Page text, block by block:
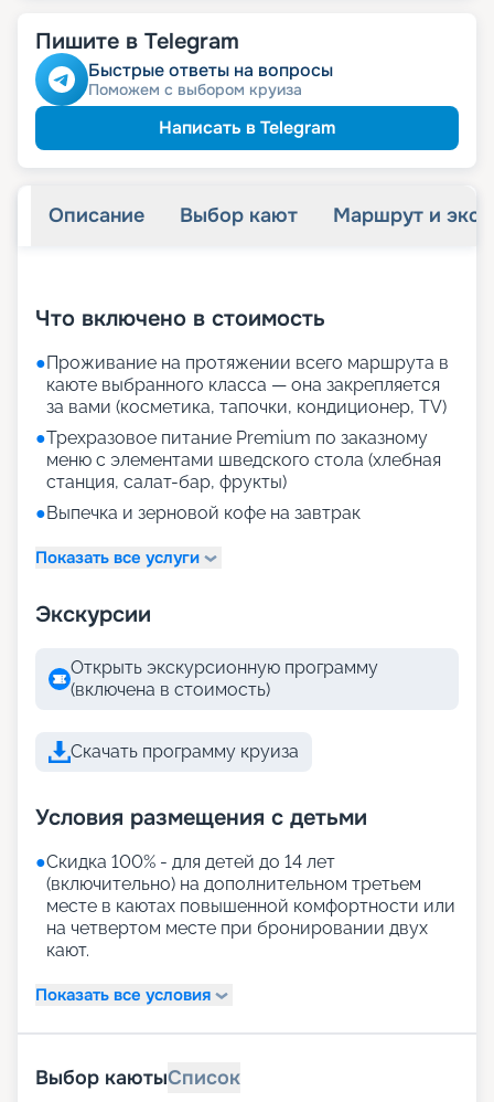
Пишите в Telegram
Быстрые ответы на вопросы
Поможем с выбором круиза
Написать в Telegram
Описание Выбор кают Маршрут и
Что включено в стоимость
●Проживание на протяжении всего маршрута в
каюте выбранного класса — она закрепляется
за вами (косметика, тапочки, кондиционер, TV)
●Трехразовое питание Premium по заказному
меню с элементами шведского стола (хлебная
станция, салат-бар, фрукты)
●Выпечка и зерновой кофе на завтрак
Показать все услуги
Экскурсии
Открыть экскурсионную программу
(включена в стоимость)
Скачать программу круиза
Условия размещения с детьми
●Скидка 100% - для детей до 14 лет
(включительно) на дополнительном третьем
месте в каютах повышенной комфортности или
на четвертом месте при бронировании двух
кают.
Показать все условия
Выбор каютыСписок